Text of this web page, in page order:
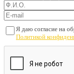
Я даю согласие на
Политикой